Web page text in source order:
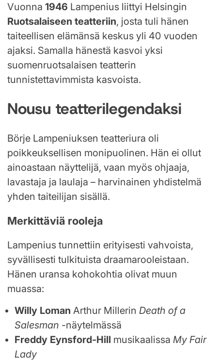
Vuonna 1946 Lampenius liittyi Helsingin
Ruotsalaiseen teatteriin, josta tuli hänen
taiteellisen elämänsä keskus yli 40 vuoden
ajaksi. Samalla hänestä kasvoi yksi
suomenruotsalaisen teatterin
tunnistettavimmista kasvoista.
Nousu teatterilegendaksi
Börje Lampeniuksen teatteriura oli
poikkeuksellisen monipuolinen. Hän ei ollut
ainoastaan näyttelijä, vaan myös ohjaaja,
lavastaja ja laulaja – harvinainen yhdistelmä
yhden taiteilijan sisällä.
Merkittäviä rooleja
Lampenius tunnettiin erityisesti vahvoista,
syvällisesti tulkituista draamarooleistaan.
Hänen uransa kohokohtia olivat muun
muassa:
Willy Loman Arthur Millerin Death of a
Salesman -näytelmässä
Freddy Eynsford-Hill musikaalissa My Fair
Lady